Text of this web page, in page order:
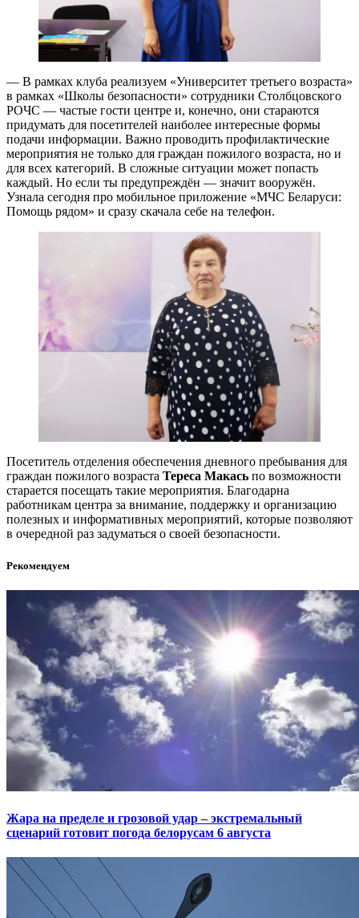
— В рамках клуба реализуем «Университет третьего возраста»
в рамках «Школы безопасности» сотрудники Столбцовского
РОЧС — частые гости центре и, конечно, они стараются
придумать для посетителей наиболее интересные формы
подачи информации. Важно проводить профилактические
мероприятия не только для граждан пожилого возраста, но и
для всех категорий. В сложные ситуации может попасть
каждый. Но если ты предупреждён — значит вооружён.
Узнала сегодня про мобильное приложение «МЧС Беларуси:
Помощь рядом» и сразу скачала себе на телефон.
Посетитель отделения обеспечения дневного пребывания для
граждан пожилого возраста Тереса Макась по возможности
старается посещать такие мероприятия. Благодарна
работникам центра за внимание, поддержку и организацию
полезных и информативных мероприятий, которые позволяют
в очередной раз задуматься о своей безопасности.
Рекомендуем
Жара на пределе и грозовой удар – экстремальный
сценарий готовит погода белорусам 6 августа